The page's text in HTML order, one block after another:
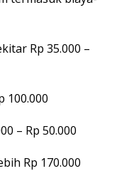
Rp 35.000 –
100.000
– Rp 50.000
Rp 170.000